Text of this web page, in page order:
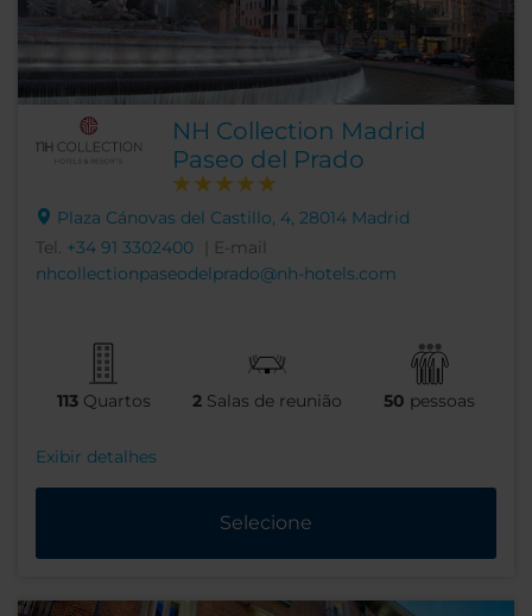
NH Collection Madrid
Paseo del Prado
Plaza Cánovas del Castillo, 4, 28014 Madrid
Tel. +34 91 3302400
| E-mail
nhcollectionpaseodelprado@nh-hotels.com
113 Quartos 2 Salas de reunião 50 pessoas
Exibir detalhes
Selecione